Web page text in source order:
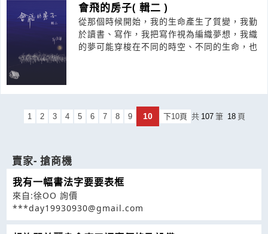
會飛的房子( 輯二 )
從那個時候開始，我的生命產生了質變，我勤
於讀書、寫作，我把寫作視為編織夢想，我織
的夢可能穿梭在不同的時空、不同的生命，也
1 2 3 4 5 6 7 8 9 10 下10頁 共 107 筆 18 頁
賣家- 搶商機
我有一幅書法字要要表框
來自:徐OO 詢價
***day19930930@gmail.com